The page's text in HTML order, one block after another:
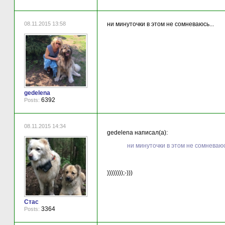
08.11.2015 13:58
gedelena
Posts: 6392
ни минуточки в этом не сомневаюсь...
08.11.2015 14:34
Стас
Posts: 3364
gedelena написал(а):
ни минуточки в этом не
))))))));-)))